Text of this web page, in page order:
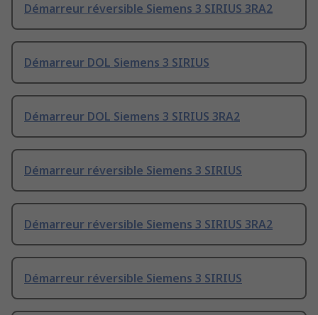
Démarreur réversible Siemens 3 SIRIUS 3RA2
Démarreur DOL Siemens 3 SIRIUS
Démarreur DOL Siemens 3 SIRIUS 3RA2
Démarreur réversible Siemens 3 SIRIUS
Démarreur réversible Siemens 3 SIRIUS 3RA2
Démarreur réversible Siemens 3 SIRIUS